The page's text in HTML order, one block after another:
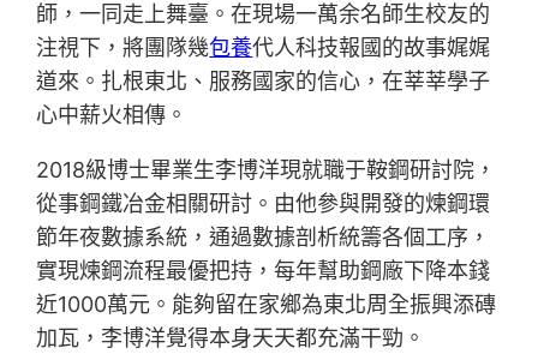
師，一同走上舞臺。在現場一萬余名師生校友的
注視下，將團隊幾包養代人科技報國的故事娓娓
道來。扎根東北、服務國家的信心，在莘莘學子
心中薪火相傳。
2018級博士畢業生李博洋現就職于鞍鋼研討院，
從事鋼鐵冶金相關研討。由他參與開發的煉鋼環
節年夜數據系統，通過數據剖析統籌各個工序，
實現煉鋼流程最優把持，每年幫助鋼廠下降本錢
近1000萬元。能夠留在家鄉為東北周全振興添磚
加瓦，李博洋覺得本身天天都充滿干勁。